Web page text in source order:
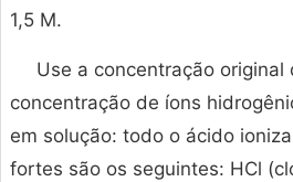
1,5 M.
Use a concentração original
concentração de íons
em solução: todo o ácido
fortes são os seguintes: HCl